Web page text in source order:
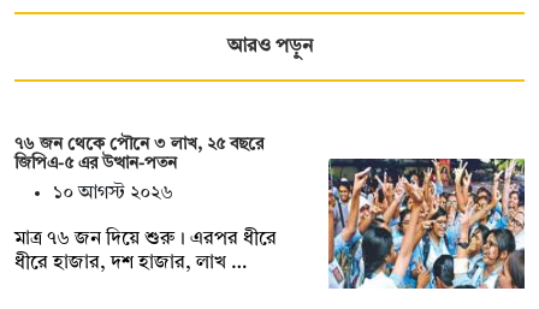
আরও পড়ুন
৭৬ জন থেকে পৌনে ৩ লাখ, ২৫ বছরে
জিপিএ-৫ এর উত্থান-পতন
১০ আগস্ট ২০২৬
মাত্র ৭৬ জন দিয়ে শুরু। এরপর ধীরে
ধীরে হাজার, দশ হাজার, লাখ …